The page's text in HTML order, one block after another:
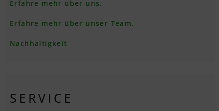
Erfahre mehr über uns.
Erfahre mehr über unser Team.
Nachhaltigkeit
SERVICE